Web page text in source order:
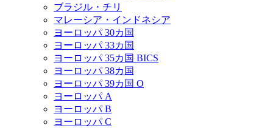
ブラジル・チリ
マレーシア・インドネシア
ヨーロッパ 30カ国
ヨーロッパ 33カ国
ヨーロッパ 35カ国 BICS
ヨーロッパ 38カ国
ヨーロッパ 39カ国 O
ヨーロッパ A
ヨーロッパ B
ヨーロッパ C